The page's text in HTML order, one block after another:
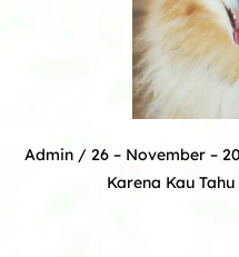
Admin / 26 – November –
Karena Kau